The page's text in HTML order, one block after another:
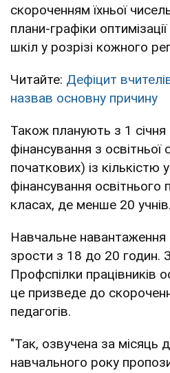
скороченням їхньої
плани-графіки
шкіл у розрізі кожного
Читайте: Дефіцит
назвав основну причину
Також планують з 1
фінансування з освітньої
початкових) із кількістю
фінансування
класах, де менше 20 учнів.
Навчальне навантаження
зрости з 18 до 20 годин.
Профспілки працівників
це призведе до
педагогів.
"Так, озвучена за місяць
навчального року